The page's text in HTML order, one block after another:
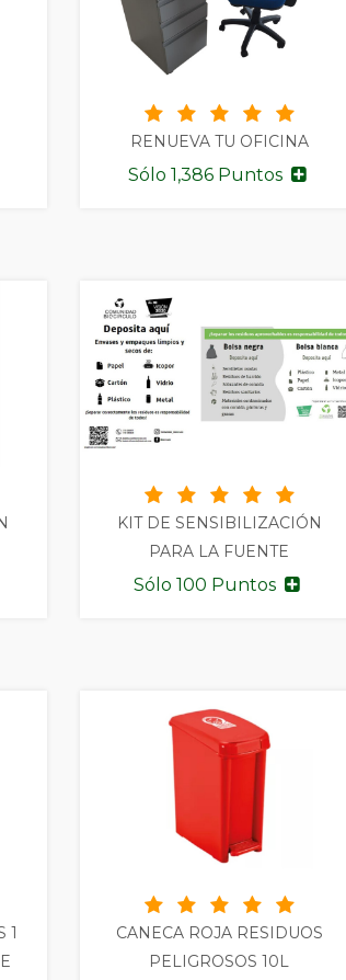
RENUEVA TU OFICINA
Sólo 1,386 Puntos
KIT DE SENSIBILIZACIÓN
PARA LA FUENTE
Sólo 100 Puntos
1
CANECA ROJA RESIDUOS
PELIGROSOS 10L